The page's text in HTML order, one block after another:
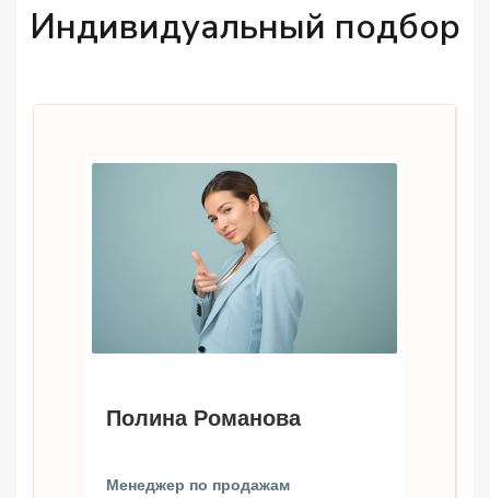
Индивидуальный подбор
Полина Романова
Менеджер по продажам